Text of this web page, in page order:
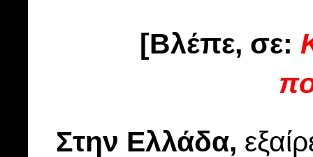
[Βλέπε, σε:
Στην Ελλάδα,